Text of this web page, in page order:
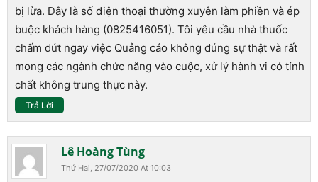
bị lừa. Đây là số điện thoại thường xuyên làm phiền và ép
buộc khách hàng (0825416051). Tôi yêu cầu nhà thuốc
chấm dứt ngay việc Quảng cáo không đúng sự thật và rất
mong các ngành chức năng vào cuộc, xử lý hành vi có tính
chất không trung thực này.
Trả Lời
Lê Hoàng Tùng
Thứ Hai, 27/07/2020 At 10:03